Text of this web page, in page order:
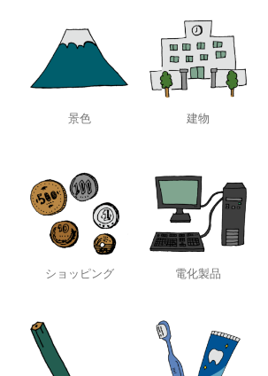
景色 建物
ショッピング 電化製品